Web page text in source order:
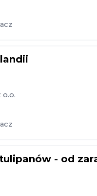
o.o.
- od